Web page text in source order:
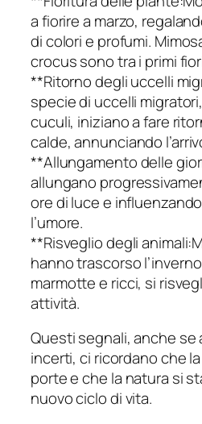
a fiorire a marzo,
di colori e profumi.
crocus sono tra i primi
**Ritorno degli uccelli
specie di uccelli
cuculi, iniziano a fare
calde, annunciando
**Allungamento delle
allungano
ore di luce e
l’umore.
**Risveglio degli
hanno trascorso
marmotte e ricci, si
attività.
Questi segnali, anche se
incerti, ci ricordano che
porte e che la natura si
nuovo ciclo di vita.